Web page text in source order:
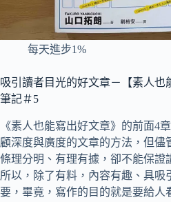
每天進步1%
吸引讀者目光的好文章－【素人也
筆記＃5
《素人也能寫出好文章》的前面4
顧深度與廣度的文章的方法，但儘
條理分明、有理有據，卻不能保證
所以，除了有料，內容有趣、具吸
要，畢竟，寫作的目的就是要給人